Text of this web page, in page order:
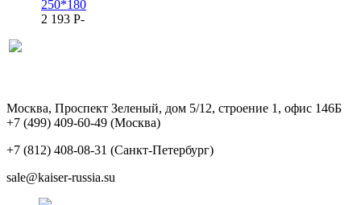
250*180
2 193 P-
Москва, Проспект Зеленый, дом 5/12, строение 1, офис 146Б
+7 (499) 409-60-49 (Москва)
+7 (812) 408-08-31 (Санкт-Петербург)
sale@kaiser-russia.su